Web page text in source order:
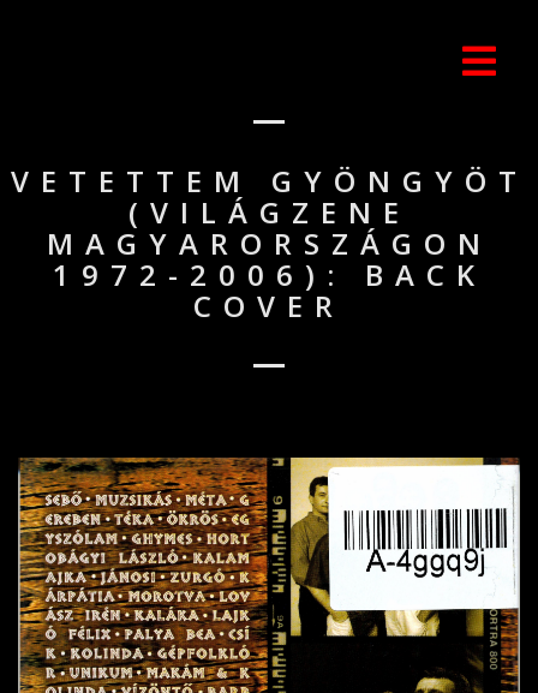
VETETTEM GYÖNGYÖT
(VILÁGZENE
MAGYARORSZÁGON
1972-2006): BACK
COVER